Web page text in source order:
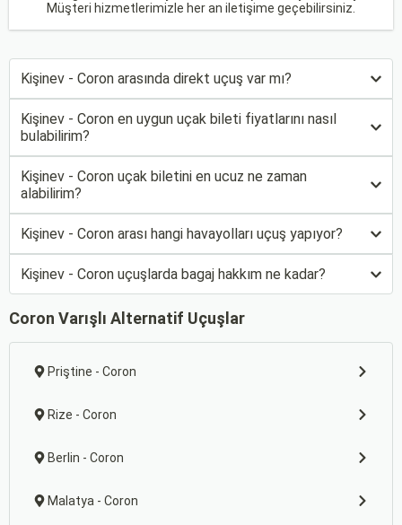
Müşteri hizmetlerimizle her an iletişime geçebilirsiniz.
Kişinev - Coron arasında direkt uçuş var mı?
Kişinev - Coron en uygun uçak bileti fiyatlarını nasıl
bulabilirim?
Kişinev - Coron uçak biletini en ucuz ne zaman
alabilirim?
Kişinev - Coron arası hangi havayolları uçuş yapıyor?
Kişinev - Coron uçuşlarda bagaj hakkım ne kadar?
Coron Varışlı Alternatif Uçuşlar
Priştine - Coron
Rize - Coron
Berlin - Coron
Malatya - Coron